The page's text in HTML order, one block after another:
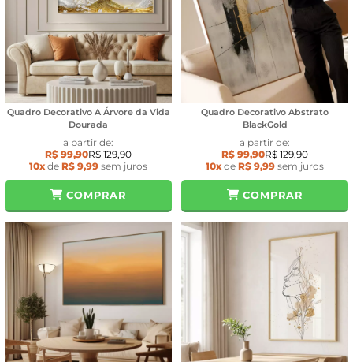
Quadro Decorativo A Árvore da Vida
Dourada
a partir de:
R$ 99,90R$ 129,90
10xde R$ 9,99 sem juros
COMPRAR
Quadro Decorativo Abstrato
BlackGold
a partir de:
R$ 99,90R$ 129,90
10xde R$ 9,99 sem juros
COMPRAR